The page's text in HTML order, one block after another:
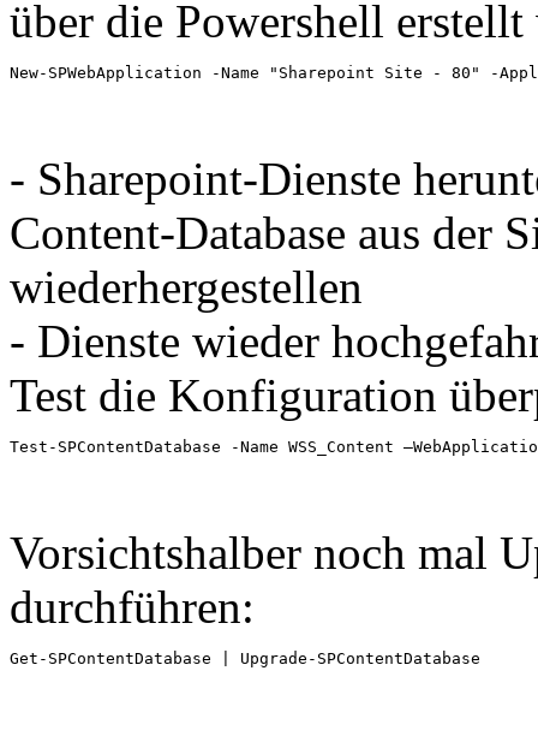
über die Powershell erstellt
New-SPWebApplication -Name "Sharepoint Site - 80" -
- Sharepoint-Dienste
Content-Database aus der
wiederhergestellen
- Dienste wieder
Test die Konfiguration
Test-SPContentDatabase -Name WSS_Content
Vorsichtshalber noch mal
durchführen:
Get-SPContentDatabase | Upgrade-SPContentDatabase